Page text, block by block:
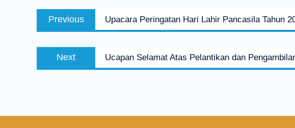
Previous Upacara Peringatan Hari Lahir Pancasila Tahun
Next Ucapan Selamat Atas Pelantikan dan